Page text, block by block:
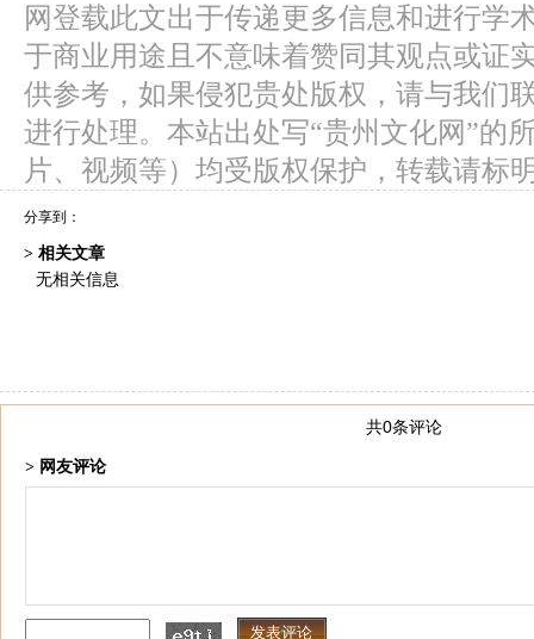
网登载此文出于传递更多信息和进行学
于商业用途且不意味着赞同其观点或证
供参考，如果侵犯贵处版权，请与我们
进行处理。本站出处写“贵州文化网”的
片、视频等）均受版权保护，转载请标
分享到：
> 相关文章
无相关信息
共0条评论
> 网友评论